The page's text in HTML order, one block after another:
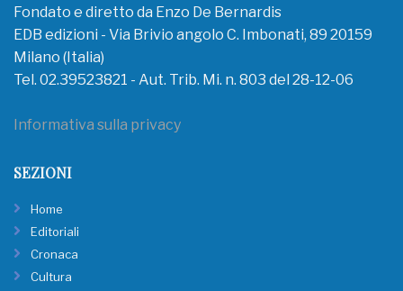
Fondato e diretto da Enzo De Bernardis
EDB edizioni - Via Brivio angolo C. Imbonati, 89 20159
Milano (Italia)
Tel. 02.39523821 - Aut. Trib. Mi. n. 803 del 28-12-06
Informativa sulla privacy
SEZIONI
Home
Editoriali
Cronaca
Cultura